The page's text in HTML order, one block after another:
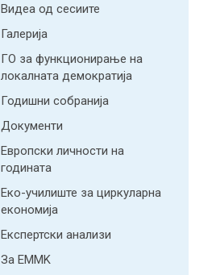
Видеа од сесиите
Галерија
ГО за функционирање на
локалната демократија
Годишни собранија
Документи
Европски личности на
годината
Еко-училиште за циркуларна
економија
Експертски анализи
За EMMK